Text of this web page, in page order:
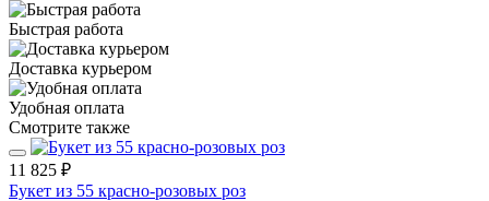
Быстрая работа
Доставка курьером
Удобная оплата
Смотрите также
11 825 ₽
Букет из 55 красно-розовых роз